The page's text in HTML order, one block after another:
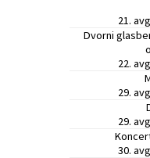
21.
Dvorni
22.
29.
29.
30.